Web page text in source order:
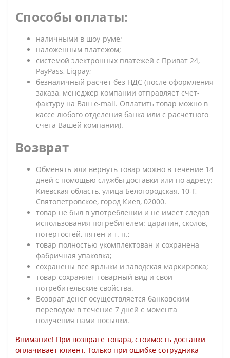
Способы оплаты:
наличными в шоу-руме;
наложенным платежом;
системой электронных платежей с Приват 24,
PayPass, Liqpay;
безналичный расчет без НДС (после оформления
заказа, менеджер компании отправляет счет-
фактуру на Ваш e-mail. Оплатить товар можно в
кассе любого отделения банка или с расчетного
счета Вашей компании).
Возврат
Обменять или вернуть товар можно в течение 14
дней с помощью службы доставки или по адресу:
Киевская область, улица Белогородская, 10-Г,
Святопетровское, город Киев, 02000.
товар не был в употреблении и не имеет следов
использования потребителем: царапин, сколов,
потёртостей, пятен и т. п.;
товар полностью укомплектован и сохранена
фабричная упаковка;
сохранены все ярлыки и заводская маркировка;
товар сохраняет товарный вид и свои
потребительские свойства.
Возврат денег осуществляется банковским
переводом в течение 7 дней с момента
получения нами посылки.
Внимание! При возврате товара, стоимость доставки
оплачивает клиент. Только при ошибке сотрудника